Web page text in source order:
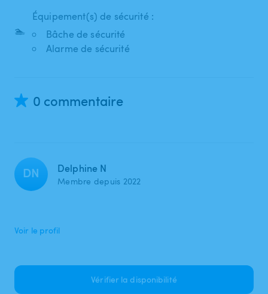
🏊
Équipement(s) de sécurité :
Bâche de sécurité
Alarme de sécurité
0 commentaire
DN Delphine N
Membre depuis 2022
Voir le profil
Vérifier la disponibilité